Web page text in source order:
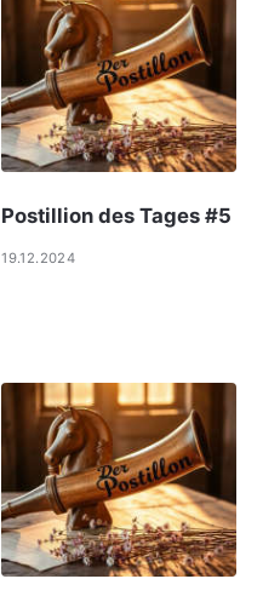
Postillion des Tages #5
19.12.2024